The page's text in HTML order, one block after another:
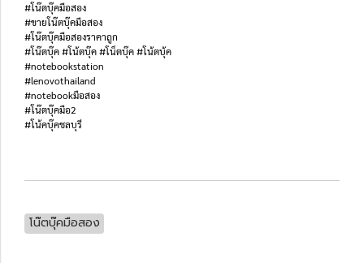
#โน๊ตบุ๊คมือสอง
#ขายโน๊ตบุ๊คมือสอง
#โน๊ตบุ๊คมือสองราคาถูก
#โน๊ตบุ๊ค #โน้ตบุ๊ค #โน็ตบุ๊ค #โน้ตบุ้ค
#notebookstation
#lenovothailand
#notebookมือสอง
#โน๊ตบุ๊คมือ2
#โน้คบุ๊คชลบุรี
โน๊ตบุ๊คมือสอง